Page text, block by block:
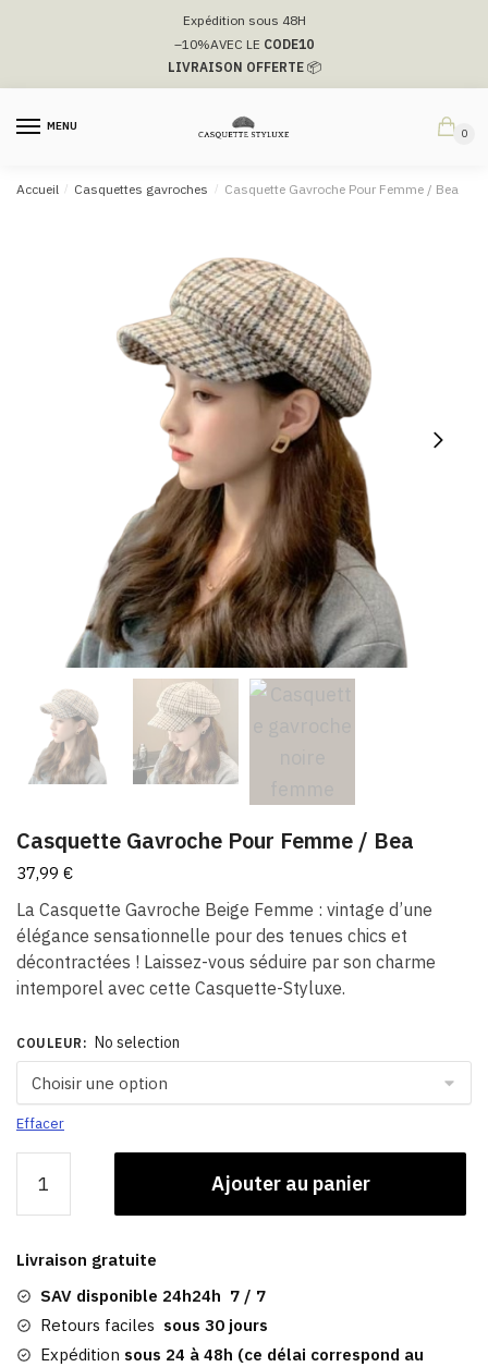
navigation
Expédition sous 48H
–10%AVEC LE CODE10
LIVRAISON OFFERTE📦
MENU
0
Accueil / Casquettes gavroches / Casquette Gavroche Pour Femme / Bea
Casquette Gavroche Pour Femme / Bea
37,99 €
La Casquette Gavroche Beige Femme : vintage d’une
élégance sensationnelle pour des tenues chics et
décontractées ! Laissez-vous séduire par son charme
intemporel avec cette Casquette-Styluxe.
COULEUR : No selection
Effacer
Casquette
Pour
Femme
/
Bea
Ajouter au panier
Livraison gratuite
SAV disponible 24h24h 7 / 7
Retours faciles sous 30 jours
Expédition sous 24 à 48h (ce délai correspond au